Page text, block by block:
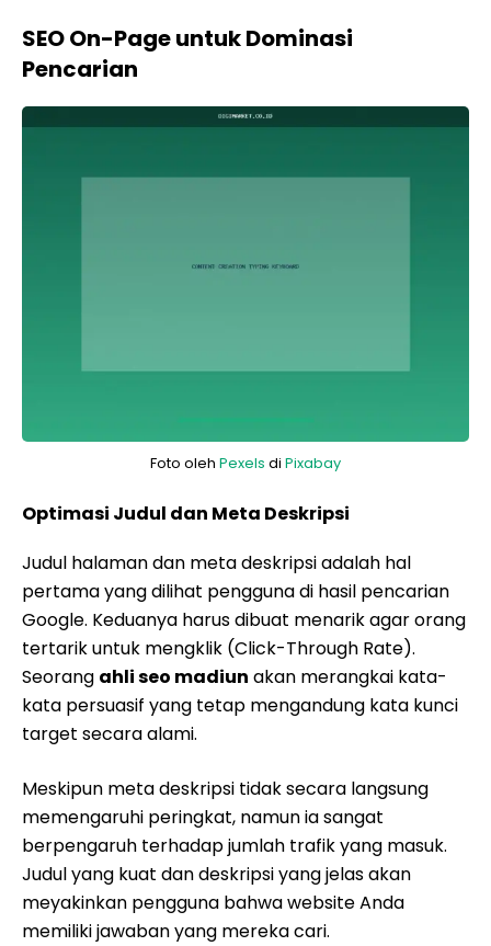
SEO On-Page untuk Dominasi
Pencarian
Foto oleh Pexels di Pixabay
Optimasi Judul dan Meta Deskripsi
Judul halaman dan meta deskripsi adalah hal
pertama yang dilihat pengguna di hasil pencarian
Google. Keduanya harus dibuat menarik agar orang
tertarik untuk mengklik (Click-Through Rate).
Seorang ahli seo madiun akan merangkai kata-
kata persuasif yang tetap mengandung kata kunci
target secara alami.
Meskipun meta deskripsi tidak secara langsung
memengaruhi peringkat, namun ia sangat
berpengaruh terhadap jumlah trafik yang masuk.
Judul yang kuat dan deskripsi yang jelas akan
meyakinkan pengguna bahwa website Anda
memiliki jawaban yang mereka cari.